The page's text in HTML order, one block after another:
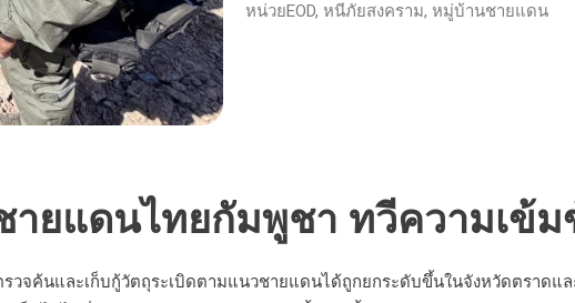
หน่วยEOD,หนีภัยสงคราม,หมู่บ้านชายแดน
ายแดนไทยกัมพูชา ทวีความเข้
จค้นและเก็บกู้วัตถุระเบิดตามแนวชายแดนได้ถูกยกระดับขึ้นในจังหวัดตราดแล